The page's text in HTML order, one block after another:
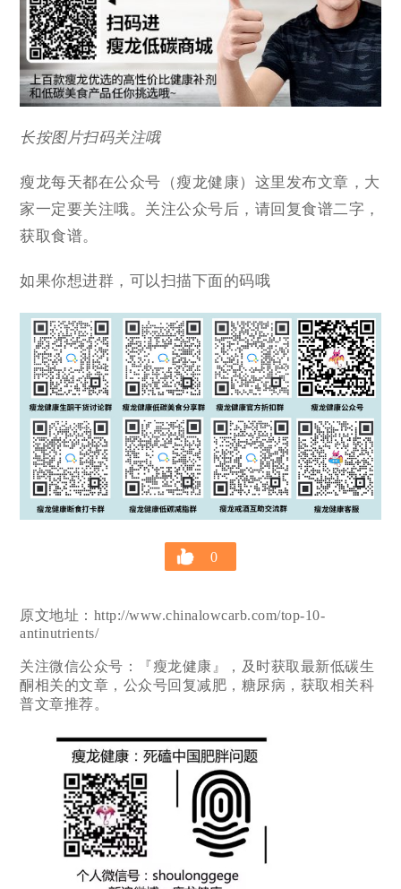
长按图片扫码关注哦
瘦龙每天都在公众号（瘦龙健康）这里发布文章，大
家一定要关注哦。关注公众号后，请回复食谱二字，
获取食谱。
如果你想进群，可以扫描下面的码哦
0
原文地址：http://www.chinalowcarb.com/top-10-
antinutrients/
关注微信公众号：『瘦龙健康』，及时获取最新低碳生
酮相关的文章，公众号回复减肥，糖尿病，获取相关科
普文章推荐。